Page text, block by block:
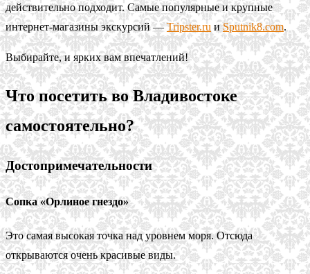
действительно подходит. Самые популярные и крупные
интернет-магазины экскурсий —Tripster.ru иSputnik8.com.
Выбирайте, и ярких вам впечатлений!
Что посетить во Владивостоке
самостоятельно?
Достопримечательности
Сопка «Орлиное гнездо»
Это самая высокая точка над уровнем моря. Отсюда
открываются очень красивые виды.